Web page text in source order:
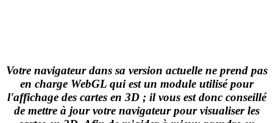
Votre navigateur dans sa version actuelle ne prend pas
en charge WebGL qui est un module utilisé pour
l'affichage des cartes en 3D ; il vous est donc conseillé
de mettre à jour votre navigateur pour visualiser les